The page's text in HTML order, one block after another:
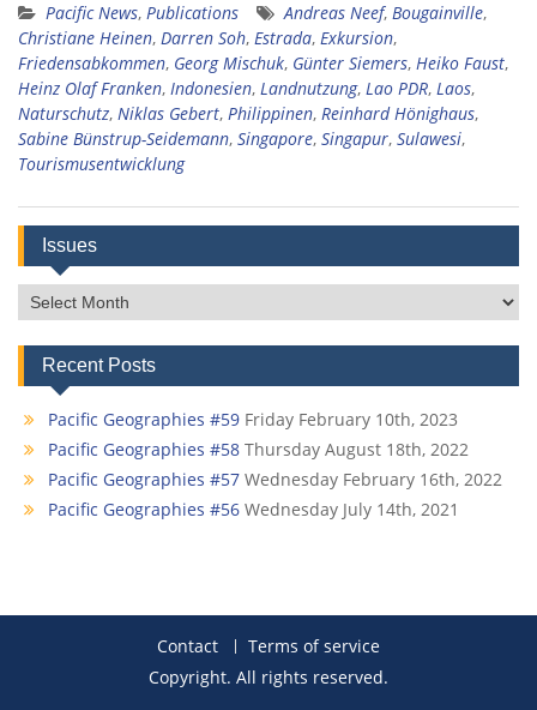
Pacific News, Publications Andreas Neef, Bougainville,
Christiane Heinen, Darren Soh, Estrada, Exkursion,
Friedensabkommen, Georg Mischuk, Günter Siemers, Heiko Faust,
Heinz Olaf Franken, Indonesien, Landnutzung, Lao PDR, Laos,
Naturschutz, Niklas Gebert, Philippinen, Reinhard Hönighaus,
Sabine Bünstrup-Seidemann, Singapore, Singapur, Sulawesi,
Tourismusentwicklung
Issues
Issues
Recent Posts
Pacific Geographies #59 Friday February 10th, 2023
Pacific Geographies #58 Thursday August 18th, 2022
Pacific Geographies #57 Wednesday February 16th, 2022
Pacific Geographies #56 Wednesday July 14th, 2021
Contact
Terms of service
Copyright. All rights reserved.